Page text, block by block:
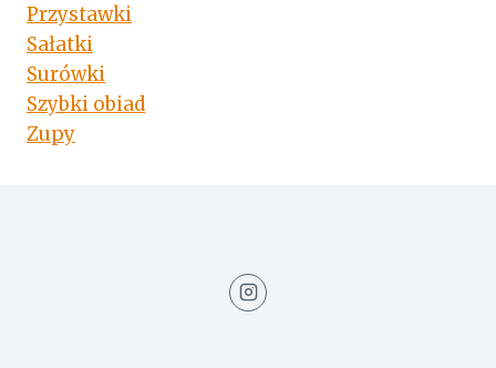
Przystawki
Sałatki
Surówki
Szybki obiad
Zupy